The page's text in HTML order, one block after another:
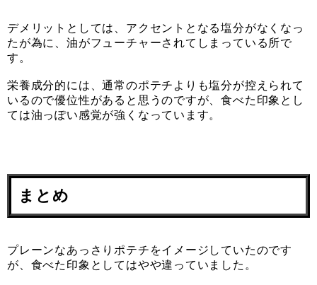
デメリットとしては、アクセントとなる塩分がなくなっ
たが為に、油がフューチャーされてしまっている所で
す。
栄養成分的には、通常のポテチよりも塩分が控えられて
いるので優位性があると思うのですが、食べた印象とし
ては油っぽい感覚が強くなっています。
まとめ
プレーンなあっさりポテチをイメージしていたのです
が、食べた印象としてはやや違っていました。